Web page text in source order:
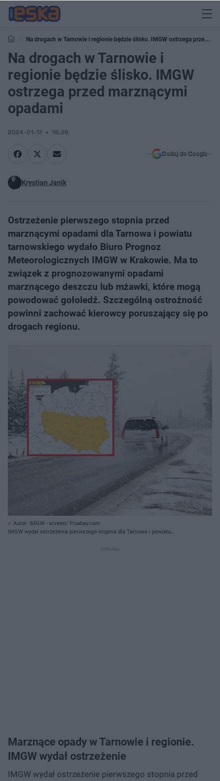
Na drogach w Tarnowie i regionie będzie ślisko. IMGW ostrzega przed
marznącymi opadami
Na drogach w Tarnowie i
regionie będzie ślisko. IMGW
ostrzega przed marznącymi
opadami
2024-01-17 15:26
Dodaj do Google
Krystian Janik
Ostrzeżenie pierwszego stopnia przed
marznącymi opadami dla Tarnowa i powiatu
tarnowskiego wydało Biuro Prognoz
Meteorologicznych IMGW w Krakowie. Ma to
związek z prognozowanymi opadami
marznącego deszczu lub mżawki, które mogą
powodować gołoledź. Szczególną ostrożność
powinni zachować kierowcy poruszający się po
drogach regionu.
Autor: IMGW - screen/ Pixabay.com
IMGW wydał ostrzeżenia pierwszego stopnia dla Tarnowa i powiatu
Marznące opady w Tarnowie i regionie.
IMGW wydał ostrzeżenie
IMGW wydał ostrzeżenie pierwszego stopnia przed